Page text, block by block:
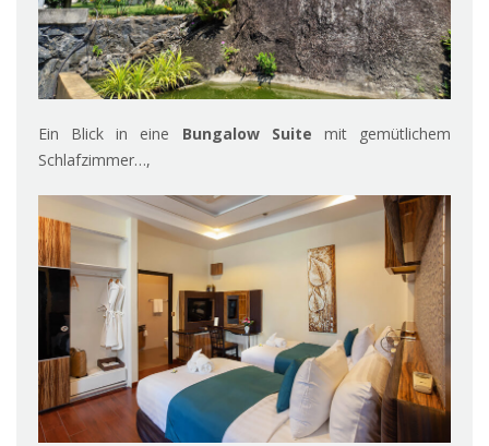
Ein Blick in eine Bungalow Suite mit gemütlichem
Schlafzimmer…,